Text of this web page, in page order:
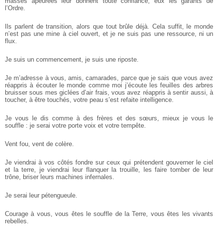
l’Ordre.
Ils parlent de transition, alors que tout brûle déjà. Cela suffit, le monde
n’est pas une mine à ciel ouvert, et je ne suis pas une ressource, ni un
flux.
Je suis un commencement, je suis une riposte.
Je m’adresse à vous, amis, camarades, parce que je sais que vous avez
réappris à écouter le monde comme moi j’écoute les feuilles des arbres
bruisser sous mes giclées d’air frais, vous avez réappris à sentir aussi, à
toucher, à être touchés, votre peau s’est refaite intelligence.
Je vous le dis comme à des frères et des sœurs, mieux je vous le
souffle : je serai votre porte voix et votre tempête.
Vent fou, vent de colère.
Je viendrai à vos côtés fondre sur ceux qui prétendent gouverner le ciel
et la terre, je viendrai leur flanquer la trouille, les faire tomber de leur
trône, briser leurs machines infernales.
Je serai leur pétengueule.
Courage à vous, vous êtes le souffle de la Terre, vous êtes les vivants
rebelles.